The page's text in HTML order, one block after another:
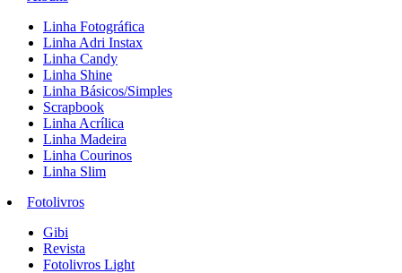
Linha Fotográfica
Linha Adri Instax
Linha Candy
Linha Shine
Linha Básicos/Simples
Scrapbook
Linha Acrílica
Linha Madeira
Linha Courinos
Linha Slim
Fotolivros
Gibi
Revista
Fotolivros Light